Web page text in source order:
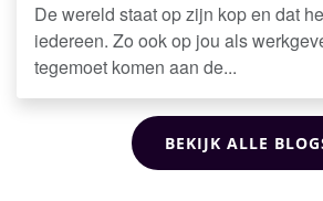
De wereld staat op zijn kop en dat
iedereen. Zo ook op jou als
tegemoet komen aan de...
BEKIJK ALLE